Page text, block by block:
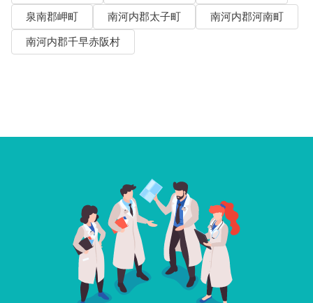
泉南郡岬町
南河内郡太子町
南河内郡河南町
南河内郡千早赤阪村